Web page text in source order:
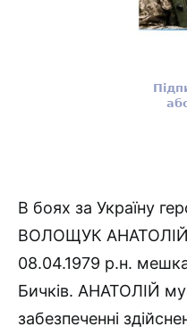
В боях за Україну
ВОЛОЩУК
08.04.1979 р.н.
Бичків. АНАТОЛІЙ
забезпеченні